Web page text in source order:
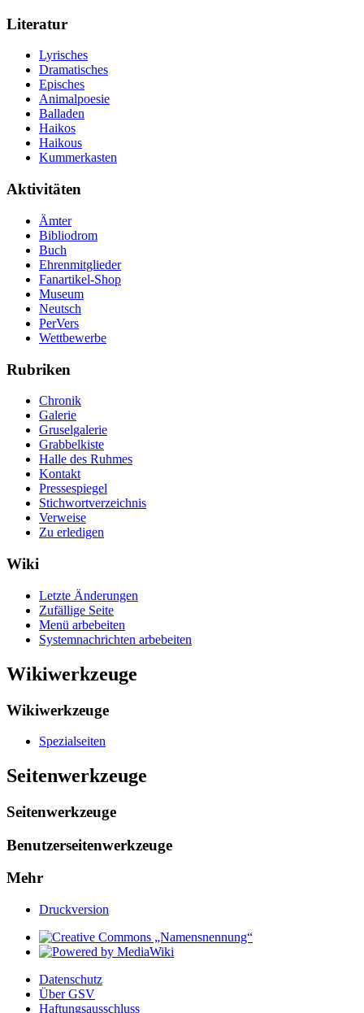
Literatur
Lyrisches
Dramatisches
Episches
Animalpoesie
Balladen
Haikos
Haikous
Kummerkasten
Aktivitäten
Ämter
Bibliodrom
Buch
Ehrenmitglieder
Fanartikel-Shop
Museum
Neutsch
PerVers
Wettbewerbe
Rubriken
Chronik
Galerie
Gruselgalerie
Grabbelkiste
Halle des Ruhmes
Kontakt
Pressespiegel
Stichwortverzeichnis
Verweise
Zu erledigen
Wiki
Letzte Änderungen
Zufällige Seite
Menü arbebeiten
Systemnachrichten arbebeiten
Wikiwerkzeuge
Wikiwerkzeuge
Spezialseiten
Seitenwerkzeuge
Seitenwerkzeuge
Benutzerseitenwerkzeuge
Mehr
Druckversion
Datenschutz
Über GSV
Haftungsausschluss